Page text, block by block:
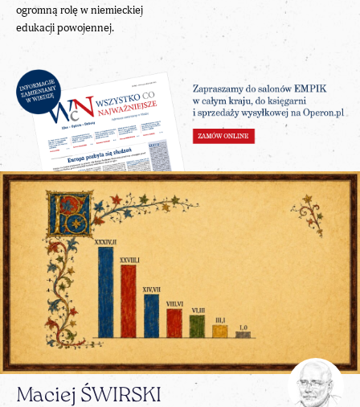
ogromną rolę w niemieckiej
edukacji powojennej.
Maciej ŚWIRSKI